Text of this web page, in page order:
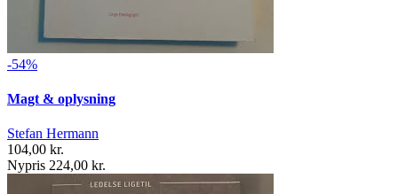
-54%
Magt & oplysning
Stefan Hermann
104,00 kr.
Nypris 224,00 kr.